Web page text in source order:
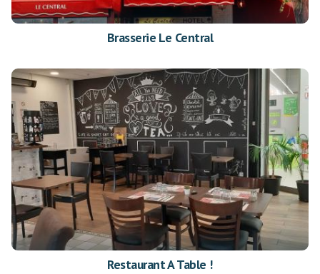
Brasserie Le Central
Restaurant A Table !